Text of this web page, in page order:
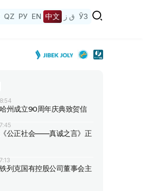
QZ РУ EN 中文 ق ز ЎЗ
州成立90周年庆典致贺信
公正社会——真诚之言》正
列克国有控股公司董事会主